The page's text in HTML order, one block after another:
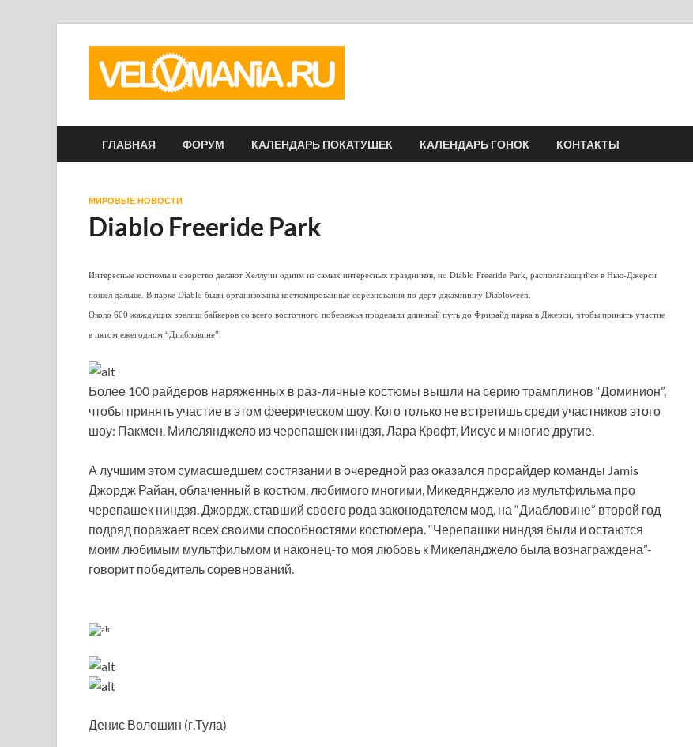
ГЛАВНАЯ ФОРУМ КАЛЕНДАРЬ ПОКАТУШЕК КАЛЕНДАРЬ ГОНОК КОНТАКТЫ
МИРОВЫЕ НОВОСТИ
Diablo Freeride Park
Интересные костюмы и озорство делают Хеллуин одним из самых интересных праздников, но Diablo Freeride Park, располагающийся в Нью-Джерси
пошел дальше. В парке Diablo были организованы костюмированные соревнования по дерт-джампингу Diabloween.
Около 600 жаждущих зрелищ байкеров со всего восточного побережья проделали длинный путь до Фрирайд парка в Джерси, чтобы принять участие
в пятом ежегодном “Диабловине”.
Более 100 райдеров наряженных в раз-личные костюмы вышли на серию трамплинов “Доминион”,
чтобы принять участие в этом феерическом шоу. Кого только не встретишь среди участников этого
шоу: Пакмен, Милелянджело из черепашек ниндзя, Лара Крофт, Иисус и многие другие.
А лучшим этом сумасшедшем состязании в очередной раз оказался прорайдер команды Jamis
Джордж Райан, облаченный в костюм, любимого многими, Микедянджело из мультфильма про
черепашек ниндзя. Джордж, ставший своего рода законодателем мод, на “Диабловине” второй год
подряд поражает всех своими способностями костюмера. “Черепашки ниндзя были и остаются
моим любимым мультфильмом и наконец-то моя любовь к Микеланджело была вознаграждена”-
говорит победитель соревнований.
Денис Волошин (г.Тула)